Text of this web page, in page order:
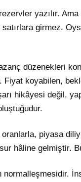
yazılır.
satırlara girmez.
düzenekleri
koyabilen,
hikâyesi değil,
piyasa
hâline gelmiştir.